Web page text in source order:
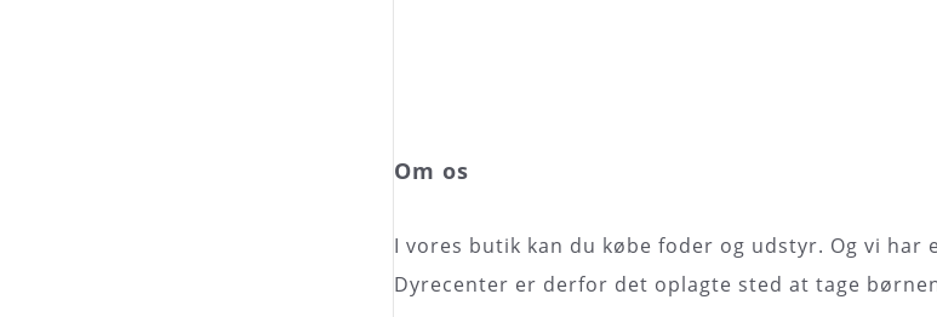
Om os
I vores butik kan du købe foder og udstyr. Og vi
Dyrecenter er derfor det oplagte sted at tage